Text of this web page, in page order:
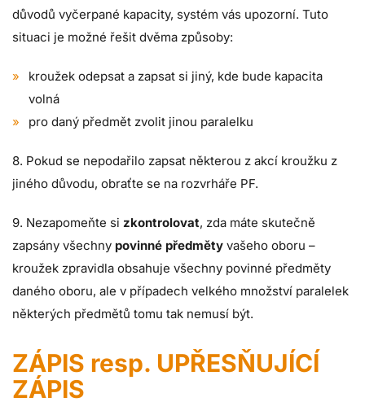
důvodů vyčerpané kapacity, systém vás upozorní. Tuto
situaci je možné řešit dvěma způsoby:
kroužek odepsat a zapsat si jiný, kde bude kapacita
volná
pro daný předmět zvolit jinou paralelku
8. Pokud se nepodařilo zapsat některou z akcí kroužku z
jiného důvodu, obraťte se na rozvrháře PF.
9. Nezapomeňte si zkontrolovat, zda máte skutečně
zapsány všechny povinné předměty vašeho oboru –
kroužek zpravidla obsahuje všechny povinné předměty
daného oboru, ale v případech velkého množství paralelek
některých předmětů tomu tak nemusí být.
ZÁPIS resp. UPŘESŇUJÍCÍ
ZÁPIS